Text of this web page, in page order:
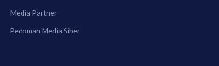
Media Partner
Pedoman Media Siber